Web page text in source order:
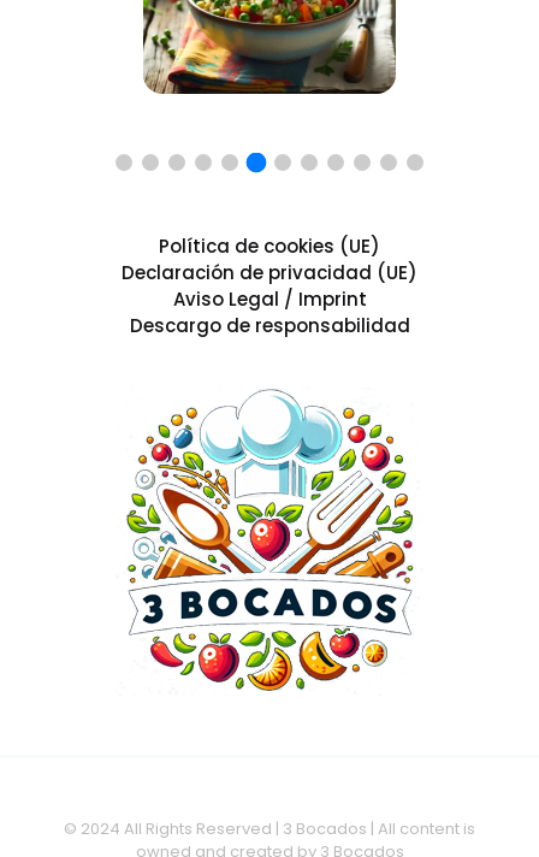
Política de cookies (UE)
Declaración de privacidad (UE)
Aviso Legal / Imprint
Descargo de responsabilidad
© 2024 All Rights Reserved | 3 Bocados | All content is
owned and created by 3 Bocados